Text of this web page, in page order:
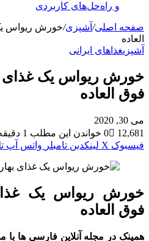
و راه‌حل‌های کاربردی
صفحه اصلی/ آشپزی/خورش ریواس
العاده
آشپزیغذاهای ایرانی
خورش ریواس یک غذای
فوق العاده
می 30, 2020
0
12,681
خواندن این مطلب 1 دقیقه زمان میبرد
فیسبوک X لینکدین ‫تامبلر واتس آپ
خورش ریواس یک
فوق العاده
همینک در مجله آنلاین فارسی ها